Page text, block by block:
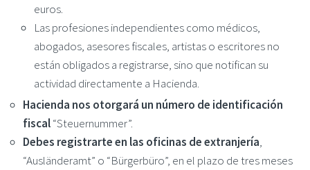
euros.
Las profesiones independientes como médicos,
abogados, asesores fiscales, artistas o escritores no
están obligados a registrarse, sino que notifican su
actividad directamente a Hacienda.
Hacienda nos otorgará un número de identificación
fiscal“Steuernummer”.
Debes registrarte en las oficinas de extranjería,
“Ausländeramt” o “Bürgerbüro”, en el plazo de tres meses